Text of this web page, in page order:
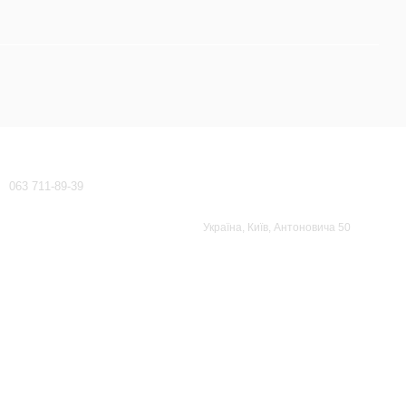
063 711-89-39
Україна, Київ, Антоновича 50